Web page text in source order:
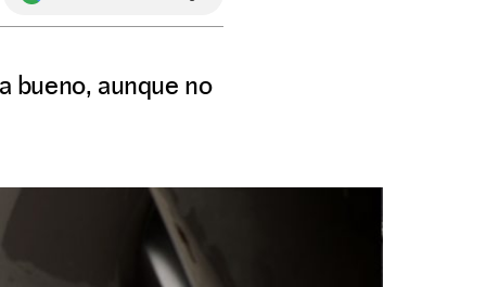
bueno, aunque no